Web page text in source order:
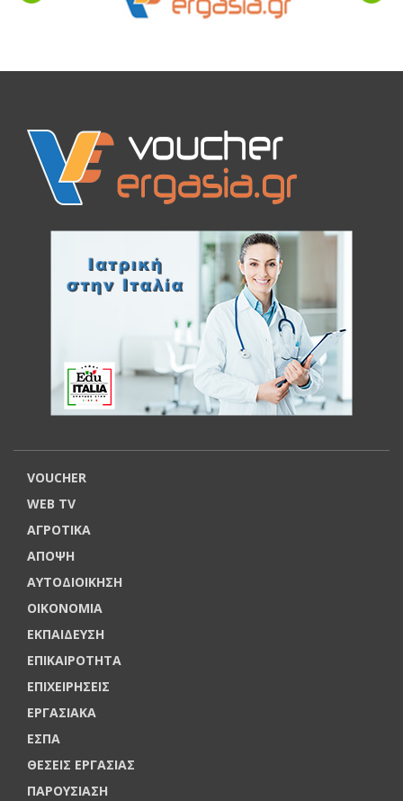
VOUCHER
WEB TV
ΑΓΡΟΤΙΚΑ
ΑΠΟΨΗ
ΑΥΤΟΔΙΟΙΚΗΣΗ
ΟΙΚΟΝΟΜΙΑ
ΕΚΠΑΙΔΕΥΣΗ
ΕΠΙΚΑΙΡΟΤΗΤΑ
ΕΠΙΧΕΙΡΗΣΕΙΣ
ΕΡΓΑΣΙΑΚΑ
ΕΣΠΑ
ΘΕΣΕΙΣ ΕΡΓΑΣΙΑΣ
ΠΑΡΟΥΣΙΑΣΗ